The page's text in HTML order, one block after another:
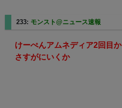
233: モンスト@ニュース速報
けーぺんアムネディア2回目か
さすがにいくか